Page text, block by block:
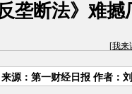
垄断法》难撼
[我来
来源：第一财经日报 作者：